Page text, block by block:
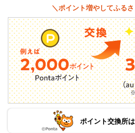
＼ポイント増やしてふる
ポイント交換所